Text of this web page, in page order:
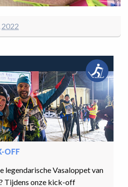
2022
OFF
legendarische Vasaloppet van
Tijdens onze kick-off